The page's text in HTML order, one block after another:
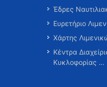
Έδρες
Ευρετήριο
Χάρτης
Κέντρα
Κυκλοφορίας …